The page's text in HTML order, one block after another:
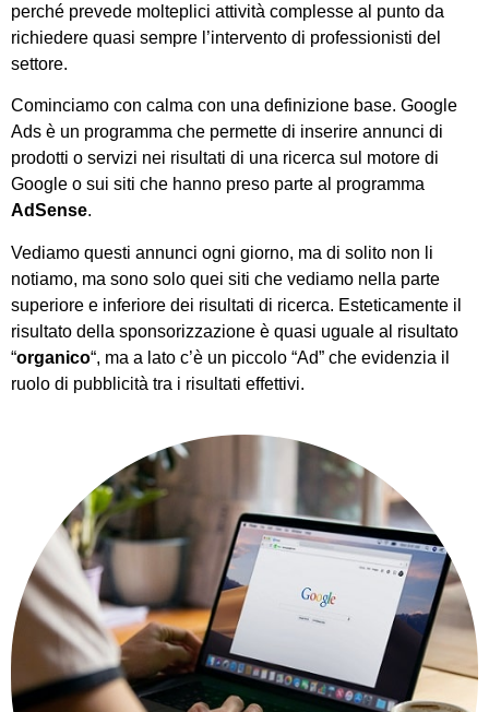
perché prevede molteplici attività complesse al punto da
richiedere quasi sempre l’intervento di professionisti del
settore.
Cominciamo con calma con una definizione base. Google
Ads è un programma che permette di inserire annunci di
prodotti o servizi nei risultati di una ricerca sul motore di
Google o sui siti che hanno preso parte al programma
AdSense.
Vediamo questi annunci ogni giorno, ma di solito non li
notiamo, ma sono solo quei siti che vediamo nella parte
superiore e inferiore dei risultati di ricerca. Esteticamente il
risultato della sponsorizzazione è quasi uguale al risultato
“organico“, ma a lato c’è un piccolo “Ad” che evidenzia il
ruolo di pubblicità tra i risultati effettivi.